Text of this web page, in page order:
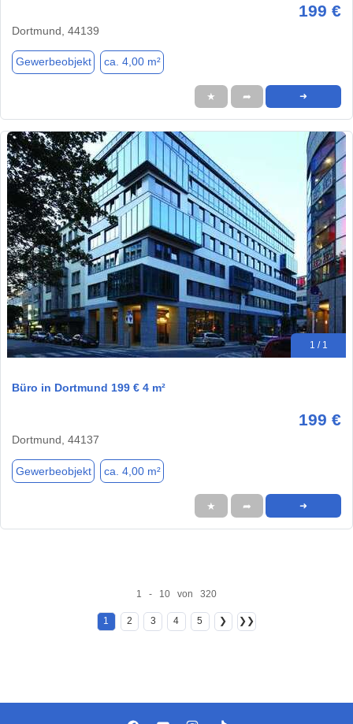
199 €
Dortmund, 44139
Gewerbeobjekt ca. 4,00 m²
★ ➦ ➜
1 / 1
Büro in Dortmund 199 € 4 m²
199 €
Dortmund, 44137
Gewerbeobjekt ca. 4,00 m²
★ ➦ ➜
1 - 10 von 320
1 2 3 4 5 ❯ ❯❯